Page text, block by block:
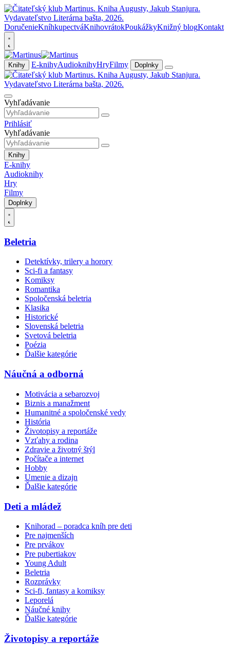
DoručenieKníhkupectváKnihovrátokPoukážkyKnižný blogKontakt
Knihy E-knihyAudioknihyHryFilmy Doplnky
Vyhľadávanie
Prihlásiť
Vyhľadávanie
Knihy
E-knihy
Audioknihy
Hry
Filmy
Doplnky
Beletria
Detektívky, trilery a horory
Sci-fi a fantasy
Komiksy
Romantika
Spoločenská beletria
Klasika
Historické
Slovenská beletria
Svetová beletria
Poézia
Ďalšie kategórie
Náučná a odborná
Motivácia a sebarozvoj
Biznis a manažment
Humanitné a spoločenské vedy
História
Životopisy a reportáže
Vzťahy a rodina
Zdravie a životný štýl
Počítače a internet
Hobby
Umenie a dizajn
Ďalšie kategórie
Deti a mládež
Knihorad – poradca kníh pre deti
Pre najmenších
Pre prvákov
Pre pubertiakov
Young Adult
Beletria
Rozprávky
Sci-fi, fantasy a komiksy
Leporelá
Náučné knihy
Ďalšie kategórie
Životopisy a reportáže